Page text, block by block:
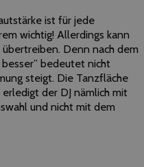
ist für jede
wichtig! Allerdings kann
Denn nach dem
bedeutet nicht
steigt. Die Tanzfläche
der DJ nämlich mit
und nicht mit dem